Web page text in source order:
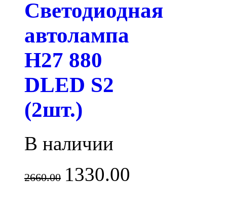
Светодиодная
автолампа
H27 880
DLED S2
(2шт.)
В наличии
2660.00 1330.00